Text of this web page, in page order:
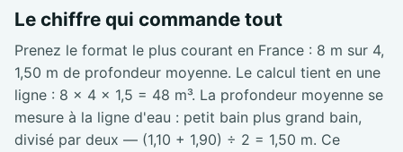
Le chiffre qui commande tout
Prenez le format le plus courant en France : 8 m sur 4,
1,50 m de profondeur moyenne. Le calcul tient en une
ligne : 8 × 4 × 1,5 = 48 m³. La profondeur moyenne se
mesure à la ligne d'eau : petit bain plus grand bain,
divisé par deux — (1,10 + 1,90) ÷ 2 = 1,50 m. Ce